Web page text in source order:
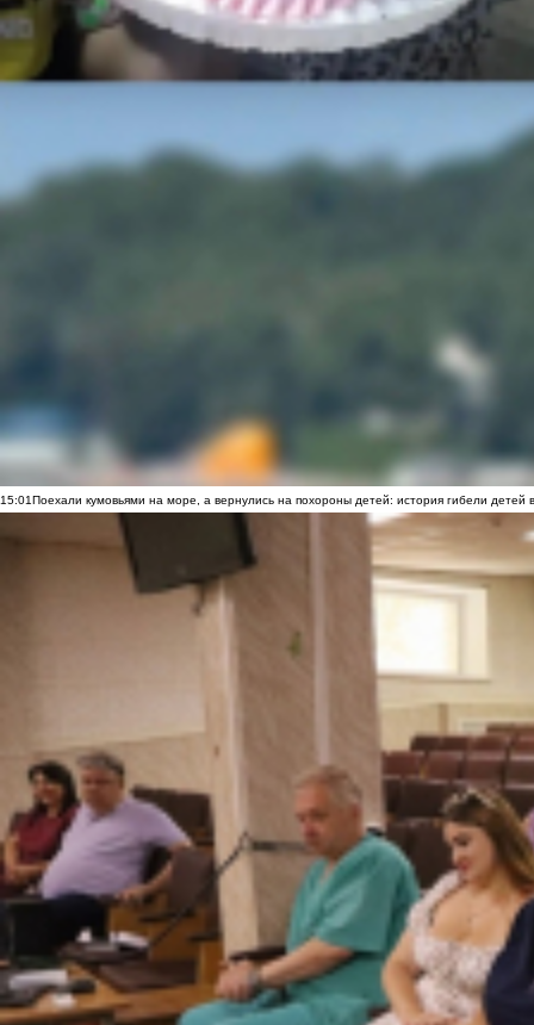
15:01Поехали кумовьями на море, а вернулись на похороны детей: история гибели детей